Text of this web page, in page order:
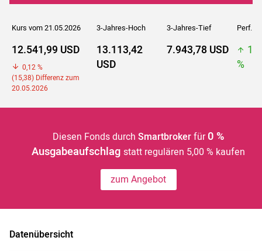
Kurs vom 21.05.2026 3-Jahres-Hoch 3-Jahres-Tief Perf. 5J
12.541,99 USD
0,12 %
(15,38) Differenz zum
20.05.2026
13.113,42
USD
7.943,78 USD
%
Diesen Fonds durch Smartbrokerfür 0 %
Ausgabeaufschlagstatt regulären 5,00 % kaufen
zum Angebot
Datenübersicht